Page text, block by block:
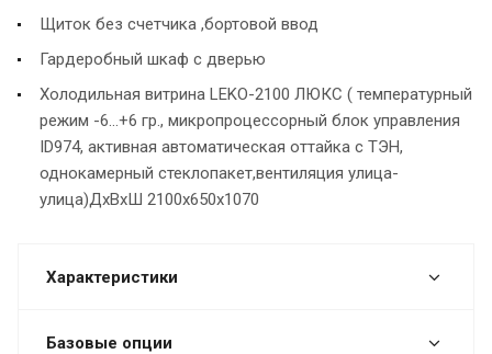
Щиток без счетчика ,бортовой ввод
Гардеробный шкаф с дверью
Холодильная витрина LEKO-2100 ЛЮКС ( температурный
режим -6...+6 гр., микропроцессорный блок управления
ID974, активная автоматическая оттайка с ТЭН,
однокамерный стеклопакет,вентиляция улица-
улица)ДхВхШ 2100х650х1070
Характеристики
Базовые опции